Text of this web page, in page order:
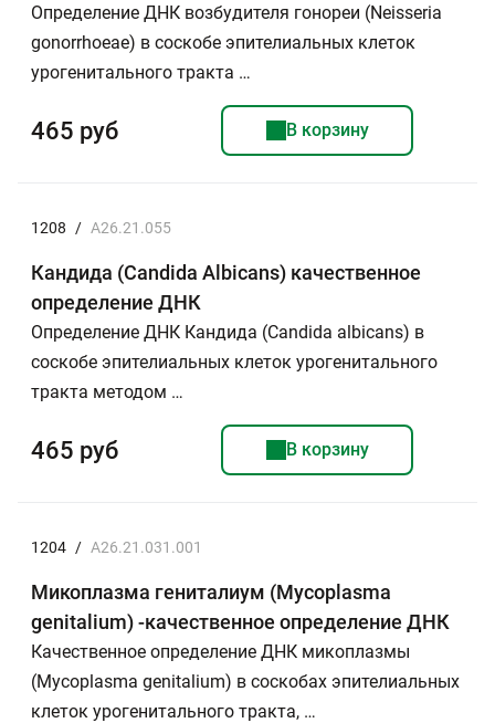
Определение ДНК возбудителя гонореи (Neisseria
gonorrhoeae) в соскобе эпителиальных клеток
урогенитального тракта …
465 руб В корзину
1208 / A26.21.055
Кандида (Candida Albicans) качественное
определение ДНК
Определение ДНК Кандида (Candida albicans) в
соскобе эпителиальных клеток урогенитального
тракта методом …
465 руб В корзину
1204 / A26.21.031.001
Микоплазма гениталиум (Mycoplasma
genitalium) -качественное определение ДНК
Качественное определение ДНК микоплазмы
(Mycoplasma genitalium) в соскобах эпителиальных
клеток урогенитального тракта, …